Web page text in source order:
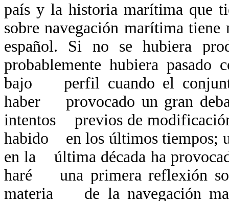
país y la historia marítima que
sobre navegación marítima
español. Si no se hubiera
probablemente hubiera
bajo perfil cuando el
haber provocado un gran
intentos previos de
habido en los últimos tiempos;
en la última década ha
haré una primera reflexión
materia de la navegación